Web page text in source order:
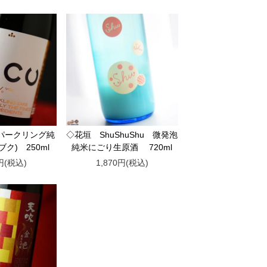
クリング純
ク) 250ml
(税込)
◇花垣 ShuShuShu 微発泡
純米にごり生原酒 720ml
1,870円(税込)